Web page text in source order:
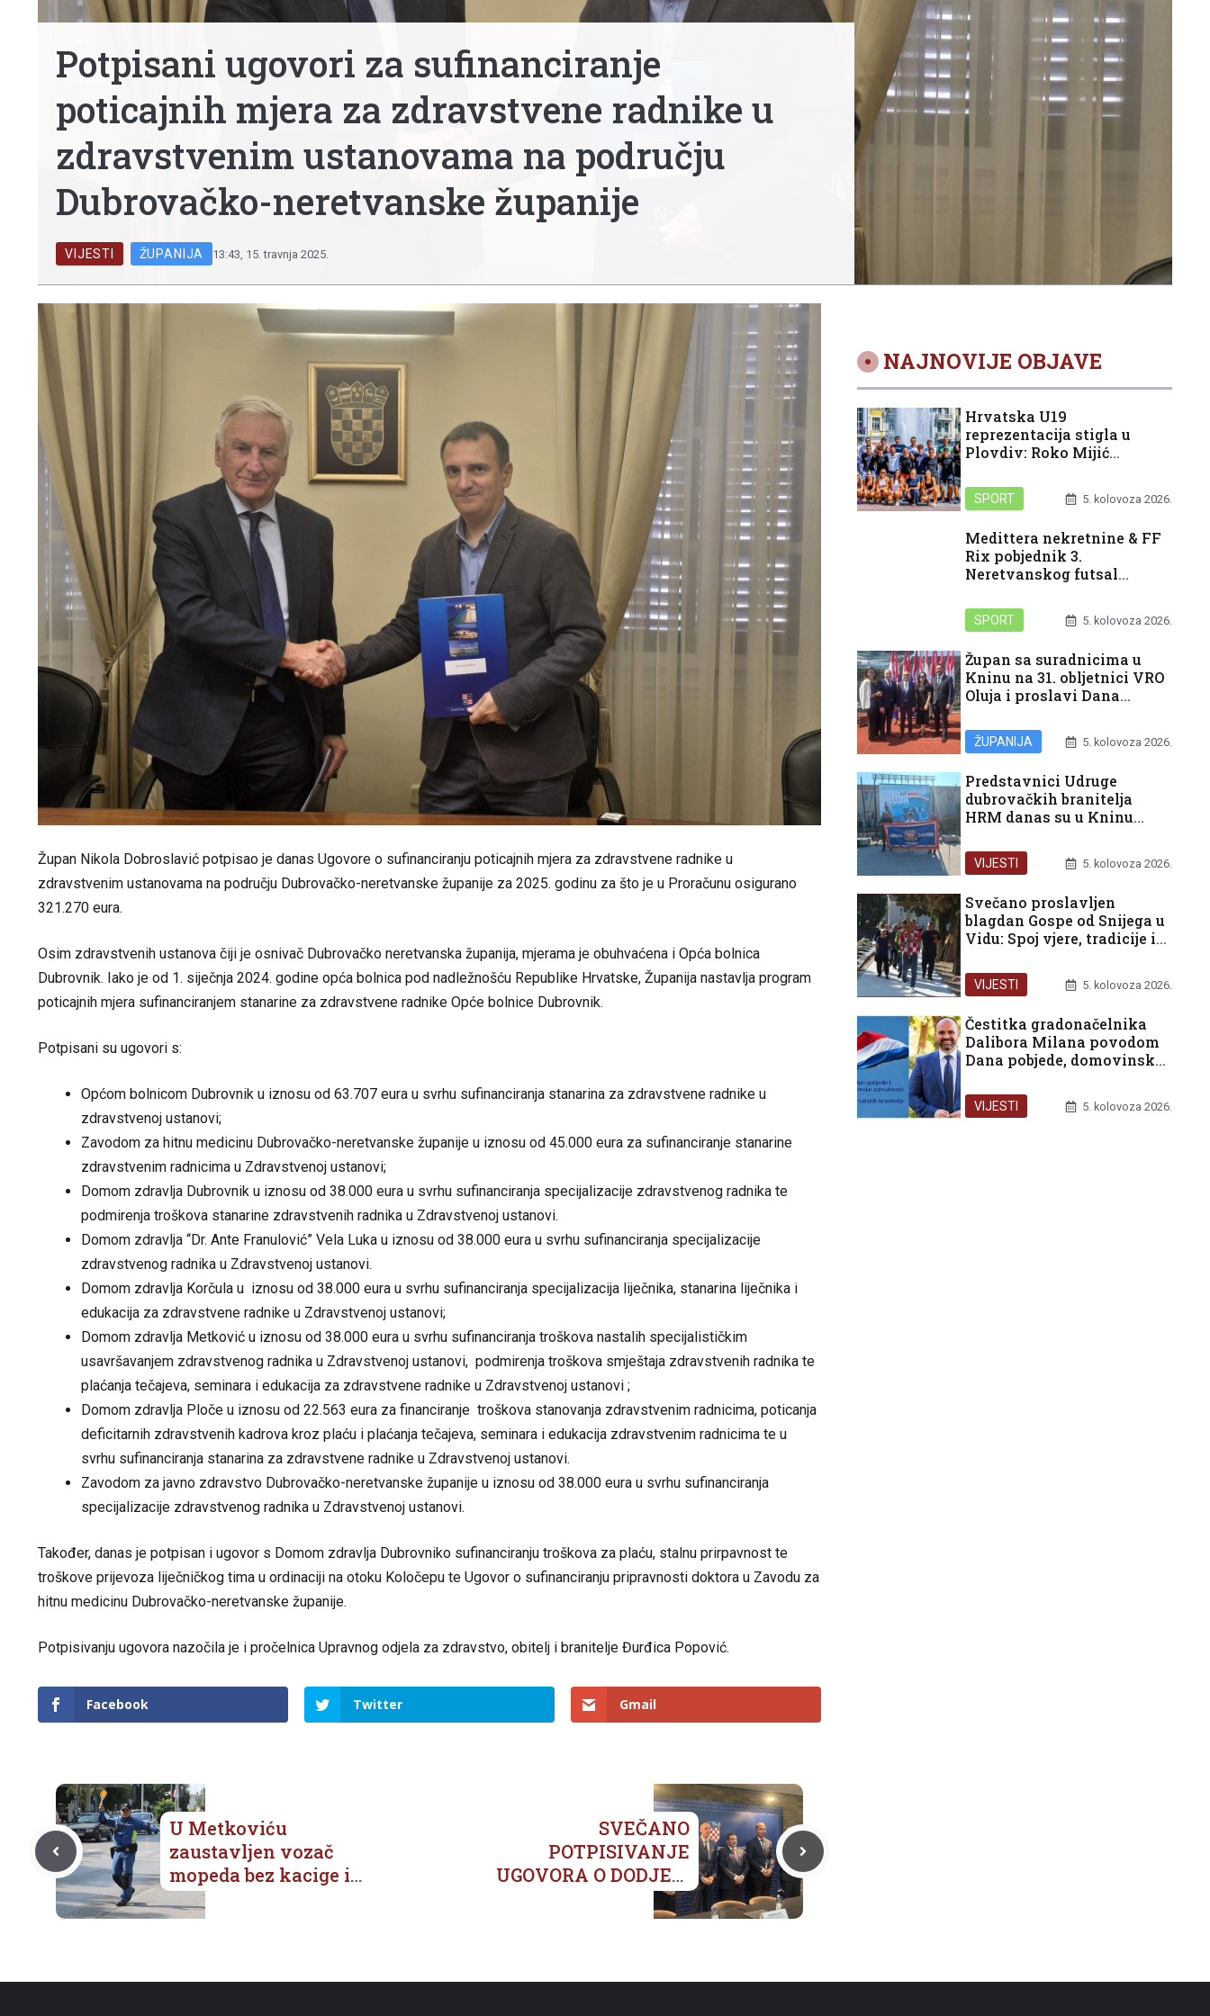
Potpisani ugovori za sufinanciranje
poticajnih mjera za zdravstvene radnike u
zdravstvenim ustanovama na području
Dubrovačko-neretvanske županije
VIJESTI ŽUPANIJA 13:43, 15. travnja 2025.
Župan Nikola Dobroslavić potpisao je danas Ugovore o sufinanciranju poticajnih mjera za zdravstvene radnike u
zdravstvenim ustanovama na području Dubrovačko-neretvanske županije za 2025. godinu za što je u Proračunu osigurano
321.270 eura.
Osim zdravstvenih ustanova čiji je osnivač Dubrovačko neretvanska županija, mjerama je obuhvaćena i Opća bolnica
Dubrovnik. Iako je od 1. siječnja 2024. godine opća bolnica pod nadležnošću Republike Hrvatske, Županija nastavlja program
poticajnih mjera sufinanciranjem stanarine za zdravstvene radnike Opće bolnice Dubrovnik.
Potpisani su ugovori s:
Općom bolnicom Dubrovnik u iznosu od 63.707 eura u svrhu sufinanciranja stanarina za zdravstvene radnike u
zdravstvenoj ustanovi;
Zavodom za hitnu medicinu Dubrovačko-neretvanske županije u iznosu od 45.000 eura za sufinanciranje stanarine
zdravstvenim radnicima u Zdravstvenoj ustanovi;
Domom zdravlja Dubrovnik u iznosu od 38.000 eura u svrhu sufinanciranja specijalizacije zdravstvenog radnika te
podmirenja troškova stanarine zdravstvenih radnika u Zdravstvenoj ustanovi.
Domom zdravlja “Dr. Ante Franulović” Vela Luka u iznosu od 38.000 eura u svrhu sufinanciranja specijalizacije
zdravstvenog radnika u Zdravstvenoj ustanovi.
Domom zdravlja Korčula u iznosu od 38.000 eura u svrhu sufinanciranja specijalizacija liječnika, stanarina liječnika i
edukacija za zdravstvene radnike u Zdravstvenoj ustanovi;
Domom zdravlja Metković u iznosu od 38.000 eura u svrhu sufinanciranja troškova nastalih specijalističkim
usavršavanjem zdravstvenog radnika u Zdravstvenoj ustanovi, podmirenja troškova smještaja zdravstvenih radnika te
plaćanja tečajeva, seminara i edukacija za zdravstvene radnike u Zdravstvenoj ustanovi ;
Domom zdravlja Ploče u iznosu od 22.563 eura za financiranje troškova stanovanja zdravstvenim radnicima, poticanja
deficitarnih zdravstvenih kadrova kroz plaću i plaćanja tečajeva, seminara i edukacija zdravstvenim radnicima te u
svrhu sufinanciranja stanarina za zdravstvene radnike u Zdravstvenoj ustanovi.
Zavodom za javno zdravstvo Dubrovačko-neretvanske županije u iznosu od 38.000 eura u svrhu sufinanciranja
specijalizacije zdravstvenog radnika u Zdravstvenoj ustanovi.
Također, danas je potpisan i ugovor s Domom zdravlja Dubrovniko sufinanciranju troškova za plaću, stalnu prirpavnost te
troškove prijevoza liječničkog tima u ordinaciji na otoku Koločepu te Ugovor o sufinanciranju pripravnosti doktora u Zavodu za
hitnu medicinu Dubrovačko-neretvanske županije.
Potpisivanju ugovora nazočila je i pročelnica Upravnog odjela za zdravstvo, obitelj i branitelje Đurđica Popović.
Facebook Twitter Gmail
U Metkoviću
zaustavljen vozač
mopeda bez kacige i
prije stjecanja prava na
upravljanje – policija
SVEČANO
POTPISIVANJE
UGOVORA O DODJELI
BESPOVRATNIH
SREDSTAVA ZA
NAJNOVIJE OBJAVE
Hrvatska U19
reprezentacija stigla u
Plovdiv: Roko Mijić
prvenstvo
SPORT 5. kolovoza 2026.
Medittera nekretnine & FF
Rix pobjednik 3.
Neretvanskog futsal
SPORT 5. kolovoza 2026.
Župan sa suradnicima u
Kninu na 31. obljetnici VRO
Oluja i proslavi Dana
zahvalnosti i Dana
hrvatskih branitelja
ŽUPANIJA 5. kolovoza 2026.
Predstavnici Udruge
dubrovačkih branitelja
HRM danas su u Kninu
31. obljetnice vojno-
redarstvene operacije Oluja
VIJESTI 5. kolovoza 2026.
Svečano proslavljen
blagdan Gospe od Snijega u
Vidu: Spoj vjere, tradicije i
VIJESTI 5. kolovoza 2026.
Čestitka gradonačelnika
Dalibora Milana povodom
Dana pobjede, domovinske
hrvatskih branitelja
VIJESTI 5. kolovoza 2026.